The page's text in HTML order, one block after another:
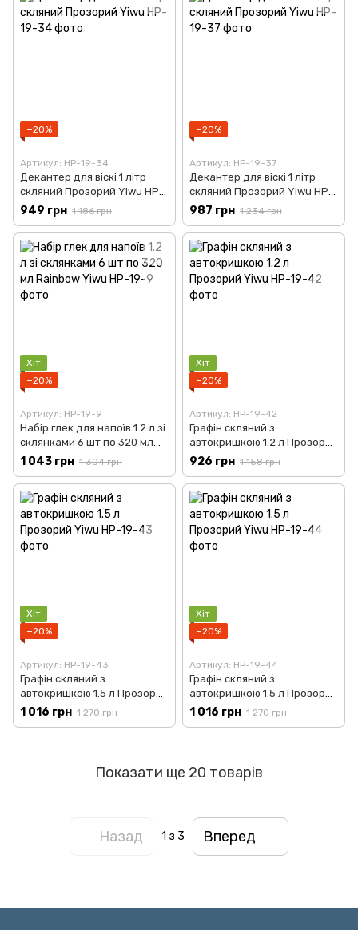
−20%
Артикул: HP-19-34
Декантер для віскі 1 літр
скляний Прозорий Yiwu HP-
19-34
949 грн 1 186 грн
−20%
Артикул: HP-19-37
Декантер для віскі 1 літр
скляний Прозорий Yiwu HP-
19-37
987 грн 1 234 грн
Хіт
−20%
Артикул: HP-19-9
Набір глек для напоїв 1.2 л зі
склянками 6 шт по 320 мл
Rainbow Yiwu HP-19-9
1 043 грн 1 304 грн
Хіт
−20%
Артикул: HP-19-42
Графін скляний з
автокришкою 1.2 л Прозорий
Yiwu HP-19-42
926 грн 1 158 грн
Хіт
−20%
Артикул: HP-19-43
Графін скляний з
автокришкою 1.5 л Прозорий
Yiwu HP-19-43
1 016 грн 1 270 грн
Хіт
−20%
Артикул: HP-19-44
Графін скляний з
автокришкою 1.5 л Прозорий
Yiwu HP-19-44
1 016 грн 1 270 грн
Показати ще 20 товарів
Назад 1 з 3 Вперед